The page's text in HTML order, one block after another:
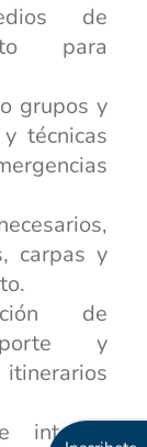
de
para
grupos y
técnicas
carpas y
de
y